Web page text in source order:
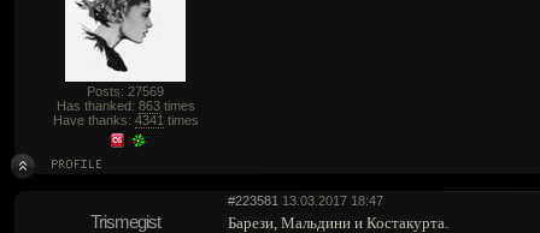
Posts: 27569
Has thanked: 863times
Have thanks: 4341 times
#223581 13.03.2017 18:47
Trismegist Барези, Мальдини и Костакурта.